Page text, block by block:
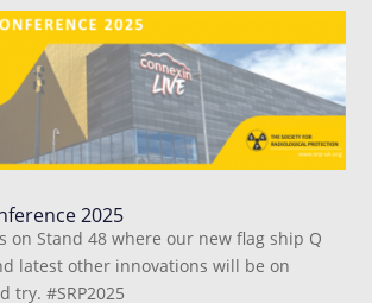
2025
on Stand 48 where our new flag ship Q
latest other innovations will be on
try. #SRP2025